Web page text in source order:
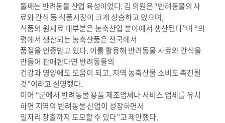
둘째는 반려동물 산업 육성이었다. 김 의원은“반려동물의 사
료와 간식등 식품시장이 크게 상승하고 있으며,
식품의 원재료 대부분은 농축산업 분야에서 생산된다”며 “의
령에서 생산되는 농축산품은 전국에서
품질을 인증받고 있다. 이를 활용해 반려동물 사료와 간식을
만들어 판매한다면 반려동물의
건강과 영양에도 도움이 되고, 지역 농축산물소비도 촉진될
것”이라고 설명했다.
이어 “군에서 반려동물 용품 제조업체나 서비스 업체를 유치
하면 지역의 반려동물 산업이 성장하면서
일자리 창출까지 도모할 수 있다”고 제안했다.